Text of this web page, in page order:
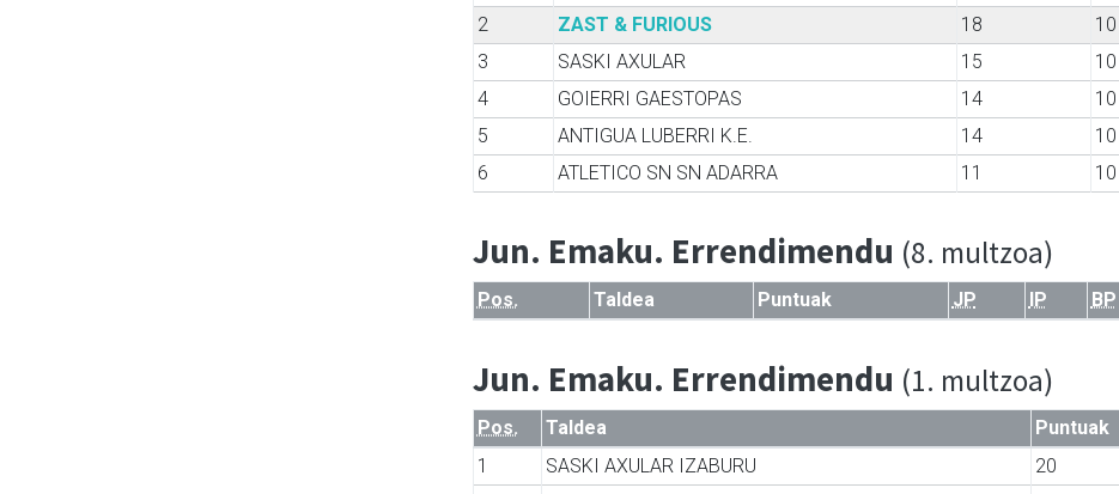
2
ZAST & FURIOUS 18 10
3
SASKI AXULAR 15 10
4
GOIERRI GAESTOPAS 14 10
5
ANTIGUA LUBERRI K.E. 14 10
6
ATLETICO SN SN ADARRA 11 10
Jun. Emaku. Errendimendu (8. multzoa)
Pos. Taldea Puntuak JP IP BP
Jun. Emaku. Errendimendu (1. multzoa)
Pos. Taldea Puntuak
1
SASKI AXULAR IZABURU 20